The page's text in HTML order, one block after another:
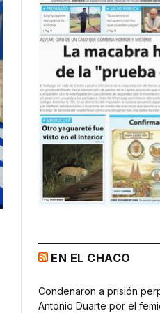
EN EL CHACO
Condenaron a prisión
Antonio Duarte por el